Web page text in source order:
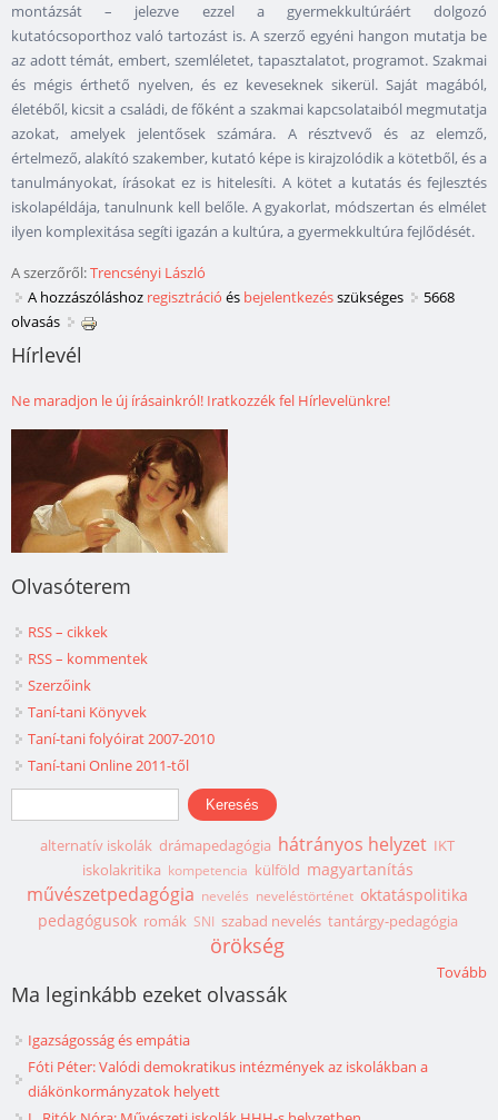
montázsát – jelezve ezzel a gyermekkultúráért dolgozó
kutatócsoporthoz való tartozást is. A szerző egyéni hangon mutatja be
az adott témát, embert, szemléletet, tapasztalatot, programot. Szakmai
és mégis érthető nyelven, és ez keveseknek sikerül. Saját magából,
életéből, kicsit a családi, de főként a szakmai kapcsolataiból megmutatja
azokat, amelyek jelentősek számára. A résztvevő és az elemző,
értelmező, alakító szakember, kutató képe is kirajzolódik a kötetből, és a
tanulmányokat, írásokat ez is hitelesíti. A kötet a kutatás és fejlesztés
iskolapéldája, tanulnunk kell belőle. A gyakorlat, módszertan és elmélet
ilyen komplexitása segíti igazán a kultúra, a gyermekkultúra fejlődését.
A szerzőről:Trencsényi László
A hozzászóláshoz regisztráció és bejelentkezésszükséges
5668
olvasás
Hírlevél
Ne maradjon le új írásainkról! Iratkozzék fel Hírlevelünkre!
Olvasóterem
RSS – cikkek
RSS – kommentek
Szerzőink
Taní-tani Könyvek
Taní-tani folyóirat 2007-2010
Taní-tani Online 2011-től
Keresés űrlap
Keresés
alternatív iskolák drámapedagógia hátrányos helyzet IKT
iskolakritika kompetencia külföld magyartanítás
művészetpedagógia nevelés neveléstörténet oktatáspolitika
pedagógusok romák SNI szabad nevelés tantárgy-pedagógia
örökség
Tovább
Ma leginkább ezeket olvassák
Igazságosság és empátia
Fóti Péter: Valódi demokratikus intézmények az iskolákban a
diákönkormányzatok helyett